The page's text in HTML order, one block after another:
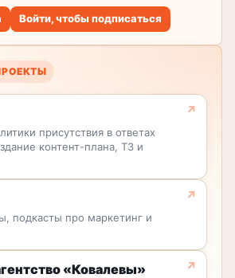
Войти, чтобы подписаться
присутствия в ответах
контент-плана, ТЗ и
подкасты про маркетинг и
«Ковалевы»